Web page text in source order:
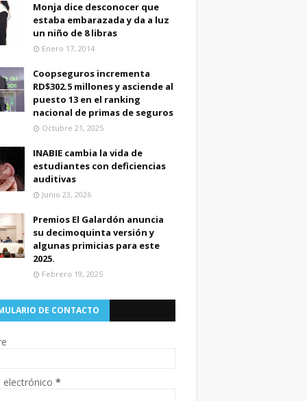
Monja dice desconocer que
estaba embarazada y da a luz
un niño de 8 libras
Enero 17, 2014
Coopseguros incrementa
RD$302.5 millones y asciende al
puesto 13 en el ranking
nacional de primas de seguros
Octubre 21, 2025
INABIE cambia la vida de
estudiantes con deficiencias
auditivas
Junio 23, 2026
Premios El Galardón anuncia
su decimoquinta versión y
algunas primicias para este
2025.
Febrero 19, 2025
DE CONTACTO
electrónico *